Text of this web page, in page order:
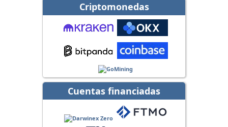
Criptomonedas
Cuentas financiadas